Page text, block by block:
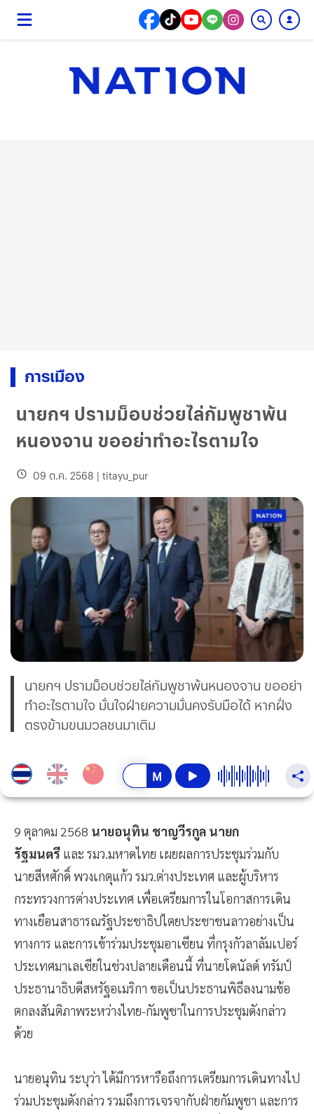
การเมือง
นายกฯ ปรามม็อบช่วยไล่กัมพูชาพ้น
หนองจาน ขออย่าทำอะไรตามใจ
09 ต.ค. 2568 | titayu_pur
นายกฯ ปรามม็อบช่วยไล่กัมพูชาพ้นหนองจาน ขออย่า
ทำอะไรตามใจ มั่นใจฝ่ายความมั่นคงรับมือได้ หากฝั่ง
ตรงข้ามขนมวลชนมาเติม
9 ตุลาคม 2568 นายอนุทิน ชาญวีรกูล นายก
รัฐมนตรี และ รมว.มหาดไทย เผยผลการประชุมร่วมกับ
นายสีหศักดิ์ พวงเกตุแก้ว รมว.ต่างประเทศ และผู้บริหาร
กระทรวงการต่างประเทศ เพื่อเตรียมการในโอกาสการเดิน
ทางเยือนสาธารณรัฐประชาธิปไตยประชาชนลาวอย่างเป็น
ทางการ และการเข้าร่วมประชุมอาเซียน ที่กรุงกัวลาลัมเปอร์
ประเทศมาเลเซียในช่วงปลายเดือนนี้ ที่นายโดนัลด์ ทรัมป์
ประธานาธิบดีสหรัฐอเมริกา ขอเป็นประธานพิธีลงนามข้อ
ตกลงสันติภาพระหว่างไทย-กัมพูชาในการประชุมดังกล่าว
ด้วย
นายอนุทิน ระบุว่า ได้มีการหารือถึงการเตรียมการเดินทางไป
ร่วมประชุมดังกล่าว รวมถึงการเจรจากับฝ่ายกัมพูชา และการ